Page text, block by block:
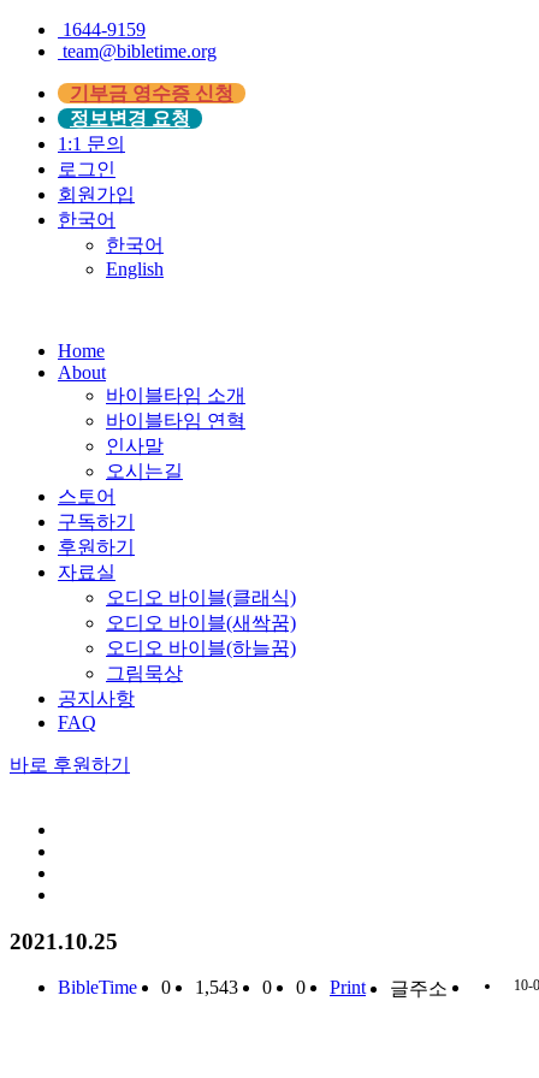
1644-9159
team@bibletime.org
기부금 영수증 신청
정보변경 요청
1:1 문의
로그인
회원가입
한국어
한국어
English
Home
About
바이블타임 소개
바이블타임 연혁
인사말
오시는길
스토어
구독하기
후원하기
자료실
오디오 바이블(클래식)
오디오 바이블(새싹꿈)
오디오 바이블(하늘꿈)
그림묵상
공지사항
FAQ
바로 후원하기
2021.10.25
BibleTime 0 1,543 0 0 Print 글주소 10-